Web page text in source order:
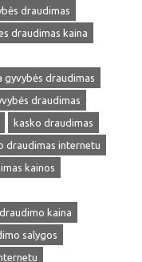
draudimas
draudimas kaina
gyvybės draudimas
draudimas
kasko draudimas
draudimas internetu
kainos
kaina
salygos